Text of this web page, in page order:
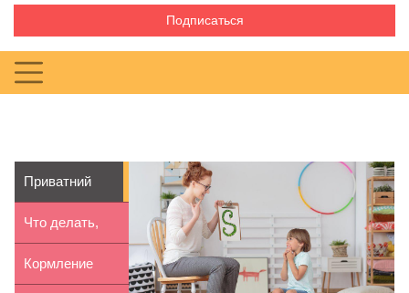
Подписаться
Приватний
дитячий садок:
вагомі...
Что делать,
если ребенок
Кормление